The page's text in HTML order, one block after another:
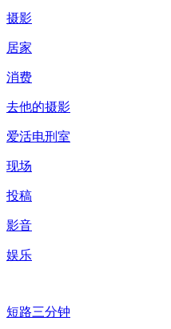
摄影
居家
消费
去他的摄影
爱活电刑室
现场
投稿
影音
娱乐
短路三分钟